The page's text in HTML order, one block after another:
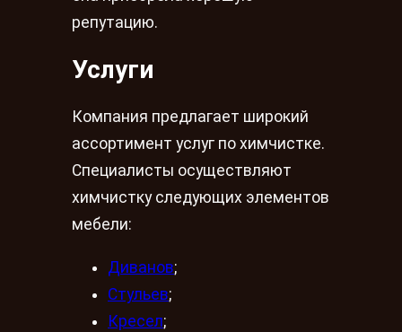
репутацию.
Услуги
Компания предлагает широкий
ассортимент услуг по химчистке.
Специалисты осуществляют
химчистку следующих элементов
мебели:
Диванов;
Стульев;
Кресел;